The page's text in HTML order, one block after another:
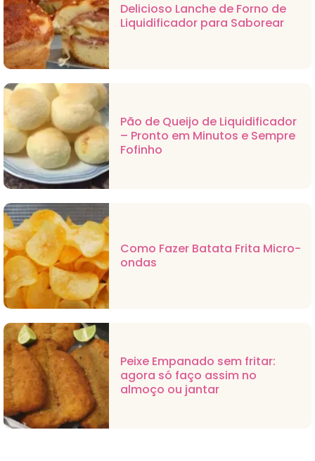
Delicioso Lanche de Forno de
Liquidificador para Saborear
Pão de Queijo de Liquidificador
– Pronto em Minutos e Sempre
Fofinho
Como Fazer Batata Frita Micro-
ondas
Peixe Empanado sem fritar:
agora só faço assim no
almoço ou jantar